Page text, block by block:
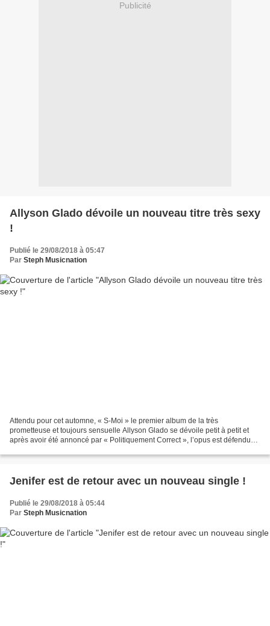
Publicité
Allyson Glado dévoile un nouveau titre très sexy
!
Publié le 29/08/2018 à 05:47
Par Steph Musicnation
Attendu pour cet automne, « S-Moi » le premier album de la très
prometteuse et toujours sensuelle Allyson Glado se dévoile petit à petit et
après avoir été annoncé par « Politiquement Correct », l’opus est défendu
Jenifer est de retour avec un nouveau single !
Publié le 29/08/2018 à 05:44
Par Steph Musicnation